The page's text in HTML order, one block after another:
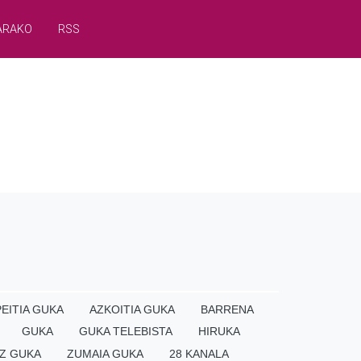
RSS
GUKA AZKOITIA GUKA
BARRENA
GUKA
GUKA TELEBISTA
HIRUKA
GUKA
ZUMAIA GUKA 28 KANALA